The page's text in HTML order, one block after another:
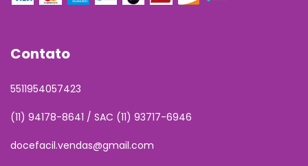
Contato
5511954057423
(11) 94178-8641 / SAC (11) 93717-6946
docefacil.vendas@gmail.com